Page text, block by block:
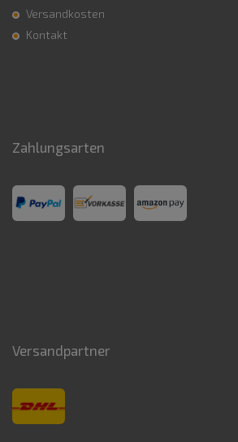
Versandkosten
Kontakt
Zahlungsarten
Versandpartner